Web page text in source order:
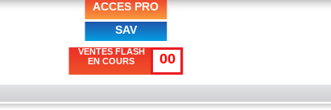
ACCES PRO
SAV
VENTES FLASH
EN COURS
00